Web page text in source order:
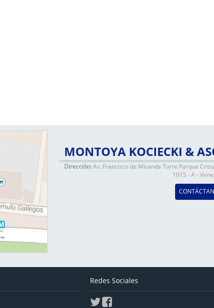
MONTOYA KOCIECKI &
Dirección:Av. Francisco de Miranda Torre Parque
1015 - A -
Redes Sociales